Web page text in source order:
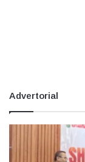
Advertorial